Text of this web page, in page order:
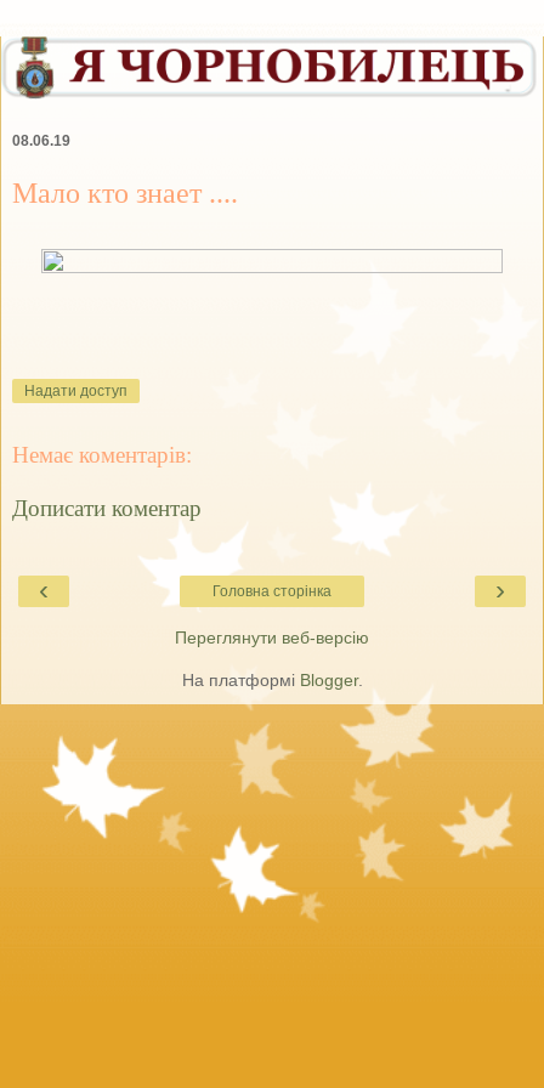
08.06.19
Мало кто знает ....
Надати доступ
Немає коментарів:
Дописати коментар
‹ ›
Головна сторінка
Переглянути веб-версію
На платформі Blogger.